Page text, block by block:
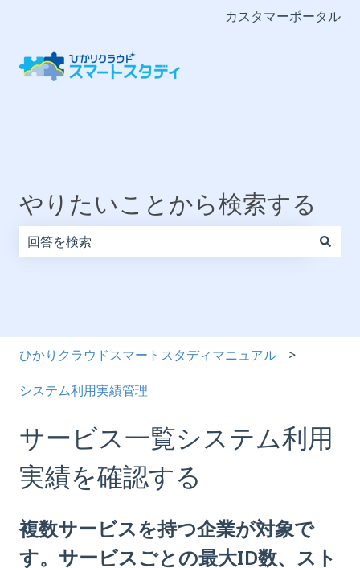
カスタマーポータル
やりたいことから検索する
ひかりクラウドスマートスタディマニュアル
システム利用実績管理
サービス一覧システム利用
実績を確認する
複数サービスを持つ企業が対象で
す。サービスごとの最大ID数、スト